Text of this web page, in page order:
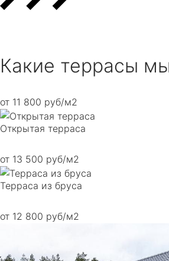
Какие террасы
от 11 800 руб/м2
Открытая терраса
от 13 500 руб/м2
Терраса из бруса
от 12 800 руб/м2